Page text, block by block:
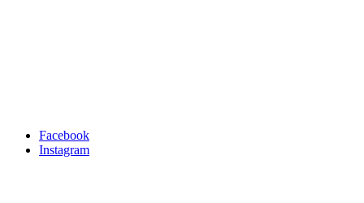
Facebook
Instagram